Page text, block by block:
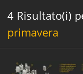
4 Risultato(i)
primavera